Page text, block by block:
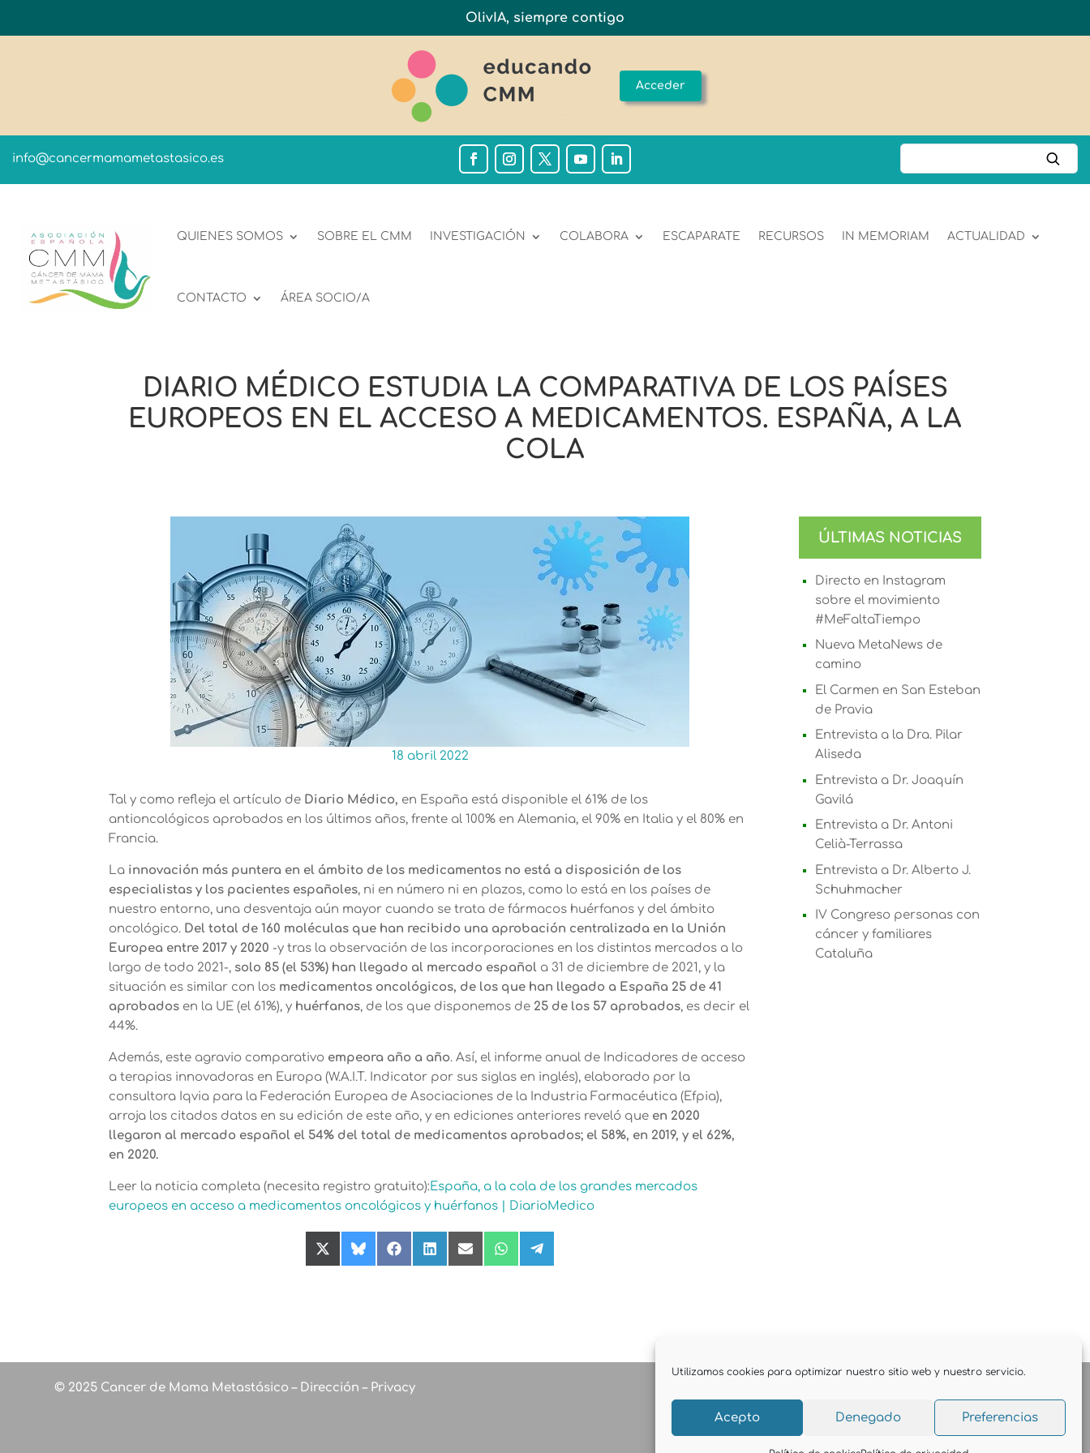
Utilizamos cookies para optimizar nuestro sitio web y nuestro servicio.
Acepto Denegado Preferencias
OlivIA, siempre contigo
Acceder
info@cancermamametastasico.es
QUIENES SOMOS SOBRE EL CMM INVESTIGACIÓN COLABORA ESCAPARATE RECURSOS IN MEMORIAM ACTUALIDAD
CONTACTO ÁREA SOCIO/A
DIARIO MÉDICO ESTUDIA LA COMPARATIVA DE LOS PAÍSES
EUROPEOS EN EL ACCESO A MEDICAMENTOS. ESPAÑA, A LA
COLA
18 abril 2022
Tal y como refleja el artículo de Diario Médico, en España está disponible el 61% de los
antioncológicos aprobados en los últimos años, frente al 100% en Alemania, el 90% en Italia y el 80% en
Francia.
La innovación más puntera en el ámbito de los medicamentos no está a disposición de los
especialistas y los pacientes españoles, ni en número ni en plazos, como lo está en los países de
nuestro entorno, una desventaja aún mayor cuando se trata de fármacos huérfanos y del ámbito
oncológico. Del total de 160 moléculas que han recibido una aprobación centralizada en la Unión
Europea entre 2017 y 2020-y tras la observación de las incorporaciones en los distintos mercados a lo
largo de todo 2021-, solo 85 (el 53%) han llegado al mercado español a 31 de diciembre de 2021, y la
situación es similar con los medicamentos oncológicos, de los que han llegado a España 25 de 41
aprobados en la UE (el 61%), y huérfanos, de los que disponemos de 25 de los 57 aprobados, es decir el
44%.
Además, este agravio comparativo empeora año a año. Así, el informe anual de Indicadores de acceso
a terapias innovadoras en Europa (W.A.I.T. Indicator por sus siglas en inglés), elaborado por la
consultora Iqvia para la Federación Europea de Asociaciones de la Industria Farmacéutica (Efpia),
arroja los citados datos en su edición de este año, y en ediciones anteriores reveló que en 2020
llegaron al mercado español el 54% del total de medicamentos aprobados; el 58%, en 2019, y el 62%,
en 2020.
Leer la noticia completa (necesita registro gratuito):España, a la cola de los grandes mercados
europeos en acceso a medicamentos oncológicos y huérfanos | DiarioMedico
Compartir
en
Compartir
en
Compartir
en
Compartir
en
Compartir
en
Compartir
en
Compartir
en
ÚLTIMAS NOTICIAS
Directo en Instagram
sobre el movimiento
#MeFaltaTiempo
Nueva MetaNews de
camino
El Carmen en San Esteban
de Pravia
Entrevista a la Dra. Pilar
Aliseda
Entrevista a Dr. Joaquín
Gavilá
Entrevista a Dr. Antoni
Celià-Terrassa
Entrevista a Dr. Alberto J.
Schuhmacher
IV Congreso personas con
cáncer y familiares
Cataluña
© 2025 Cancer de Mama Metastásico – Dirección –Privacy